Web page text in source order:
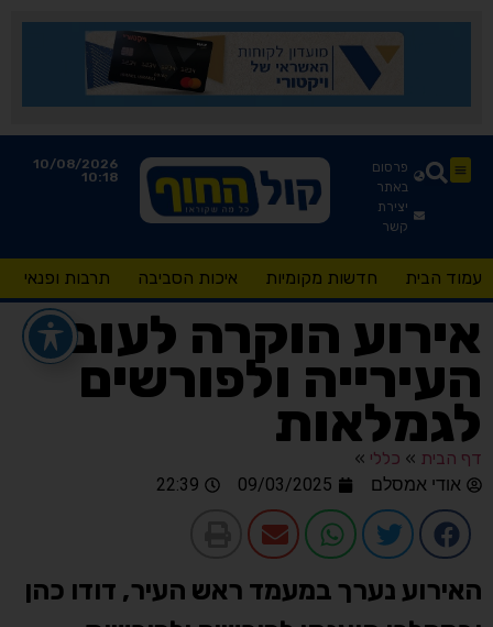
פרסום
באתר
יצירת
קשר
10/08/2026
10:18
עמוד הבית חדשות מקומיות איכות הסביבה תרבות ופנאי
אירוע הוקרה לעובדי
העירייה ולפורשים
לגמלאות
דף הבית » כללי »
אודי אמסלם
09/03/2025
22:39
האירוע נערך במעמד ראש העיר, דודו כהן